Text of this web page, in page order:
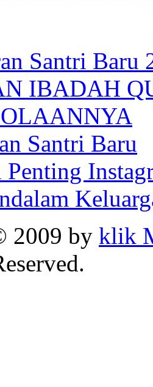
Santri Baru
IBADAH
Santri Baru
Penting
2009 by klik